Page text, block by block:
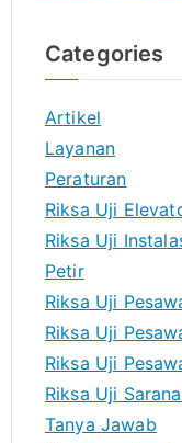
Categories
Artikel
Layanan
Peraturan
Riksa Uji
Riksa Uji
Petir
Riksa Uji
Riksa Uji
Riksa Uji
Riksa Uji
Tanya Jawab